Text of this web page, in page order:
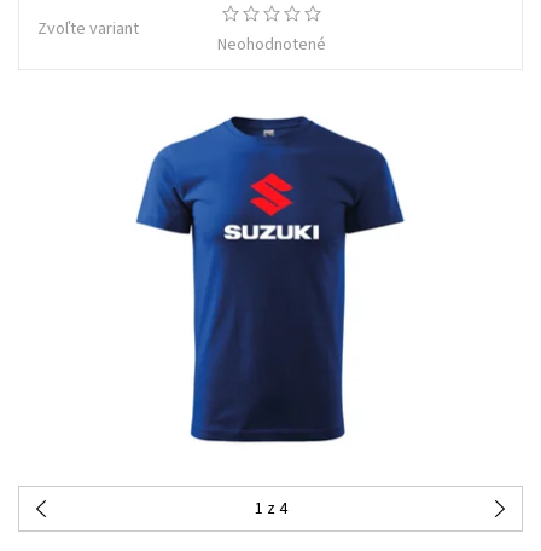
Zvoľte variant
Neohodnotené
1 z 4